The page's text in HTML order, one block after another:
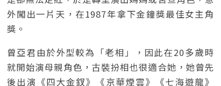
外闖出一片天，在1987年拿下金鐘獎最佳女主角
獎。
曾亞君由於外型較為「老相」，因此在20多歲時
就開始演母親角色，古裝扮相也很適合她，她曾先
後出演《四大金釵》《京華煙雲》《七海遊龍》